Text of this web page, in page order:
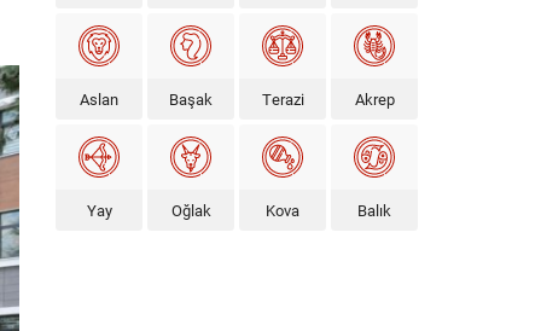
Aslan Başak Terazi Akrep
Yay Oğlak Kova Balık